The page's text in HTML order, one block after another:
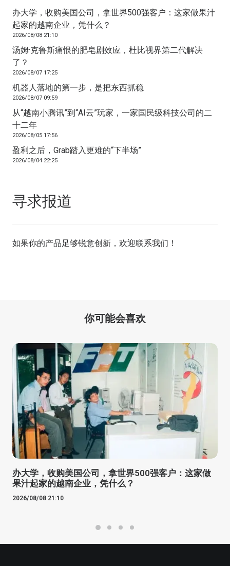
办大学，收购美国公司，拿世界500强客户：这家做果汁
起家的越南企业，凭什么？
2026/08/08 21:10
汤姆·克鲁斯痛恨的肥皂剧效应，杜比视界第二代解决
了？
2026/08/07 17:25
机器人落地的第一步，是把东西抓稳
2026/08/07 09:59
从“越南小腾讯”到“AI云”玩家，一家国民级科技公司的二
十二年
2026/08/05 17:56
盈利之后，Grab踏入更难的“下半场”
2026/08/04 22:25
寻求报道
如果你的产品足够锐意创新，欢迎联系我们 ！
你可能会喜欢
办大学，收购美国公司，拿世界500强客户：这家做
果汁起家的越南企业，凭什么？
2026/08/08 21:10